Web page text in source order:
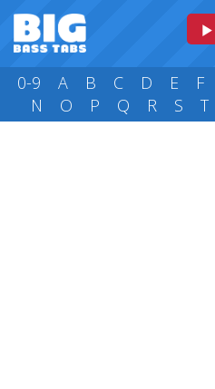
0-9 A B C D E F
N
O P Q R S T